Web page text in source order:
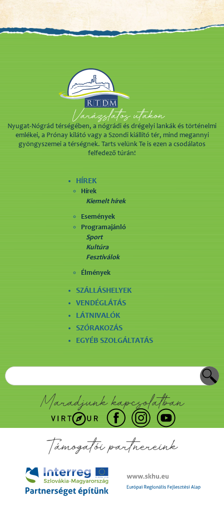
Nyugat-Nógrád térségében, a nógrádi és drégelyi lankák és történelmi
emlékei, a Prónay kilátó vagy a Szondi kiállító tér, mind megannyi
gyöngyszemei a térségnek. Tarts velünk Te is ezen a csodálatos
felfedező túrán!
HÍREK
Hírek
Kiemelt hírek
Események
Programajánló
Sport
Kultúra
Fesztiválok
Élmények
SZÁLLÁSHELYEK
VENDÉGLÁTÁS
LÁTNIVALÓK
SZÓRAKOZÁS
EGYÉB SZOLGÁLTATÁS
Maradjunk kapcsolatban
Támogatói partnereink